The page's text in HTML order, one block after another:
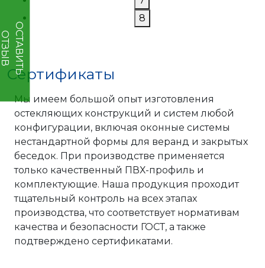
О
СТ
А
В
И
Т
Ь
ОТ
З
Ы
В
8
Сертификаты
Мы имеем большой опыт изготовления
остекляющих конструкций и систем любой
конфигурации, включая оконные системы
нестандартной формы для веранд и закрытых
беседок. При производстве применяется
только качественный ПВХ-профиль и
комплектующие. Наша продукция проходит
тщательный контроль на всех этапах
производства, что соответствует нормативам
качества и безопасности ГОСТ, а также
подтверждено сертификатами.